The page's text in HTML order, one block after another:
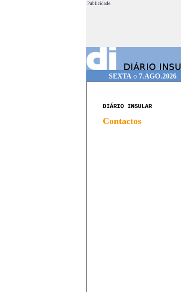
Publicidade.
SEXTAo 7.AGO.2026
DIÁRIO INSULAR
Contactos